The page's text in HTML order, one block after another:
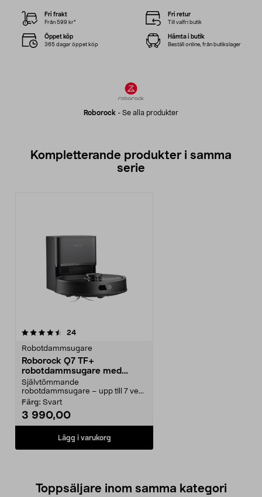
Roborock - Se alla produkter
Fri frakt
Från 599 kr*
Fri retur
Till valfri butik
Öppet köp
365 dagar öppet köp
Hämta i butik
Beställ online, från butikslager
Kompletterande produkter i samma
serie
24recensioner
Robotdammsugare
Roborock Q7 TF+
robotdammsugare med
mopp och station
Självtömmande
robotdammsugare – upp till 7 ve...
Färg: Svart
3 990,00
Lägg i varukorg
Toppsäljare inom samma kategori